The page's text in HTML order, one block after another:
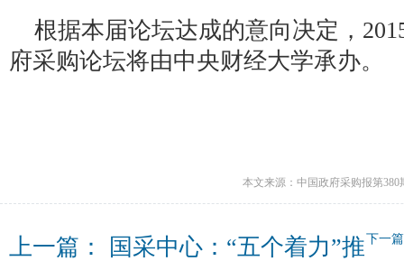
根据本届论坛达成的意向决定，
府采购论坛将由中央财经大学承办。
本文来源：中国政府采购报第380
下一
上一篇：
国采中心：“五个着力”推